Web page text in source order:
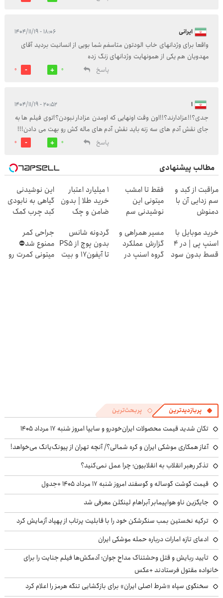
ایرانی ۱۸:۰۶ - ۱۴۰۴/۱۱/۱۹
واقعا برای وژدانهای خاب الودتون متاسفم شما بویی از انسانیت بردید آقای
مهدویان هم یکی از همونهایت وژدانهای زنگ زده
پاسخ
0
0
ا ۲۰:۵۲ - ۱۴۰۴/۱۱/۱۹
جدی؟!!عزادارند؟!!اون وقت اونهایی که اومدن عزادار نبودن؟!توی فیلم ها به
جای نقش آدم های سه زنه باید نقش آدم های ماله کش رو بهت می دادن!!!
پاسخ
0
0
مطالب پیشنهادی
مراقبت از کبد و
سم زدایی آن با
دمنوش
فقط تا امشب
میتونی این
نوشیدنی سم
55% تخفیف
بخری
۱ میلیارد اعتبار
خرید طلا | بدون
ضامن و چک
این نوشیدنی
گیاهی به نابودی
کبد چرب کمک
خرید موبایل با
اسنپ پی | در ۴
قسط بدون سود
مسیر همراهی و
گزارش عملکرد
گروه اسنپ در
گردونه شانس
بدون پوچ از PS5
تا آیفون17 و بیت
جراحی کمر
ممنوع شد⛔
میتونی کمرت رو
پربازدیدترین پربحث‌ترین
تکان شدید قیمت محصولات ایران‌خودرو و سایپا امروز شنبه ۱۷ مرداد ۱۴۰۵
آغاز همکاری موشکی ایران و کره شمالی؟/ آنچه تهران از پیونگ‌یانگ می‌خواهد!
تذکر رهبر انقلاب به انقلابیون؛ چرا عمل نمی‌کنید؟
قیمت گوشت گوساله و گوسفند امروز شنبه ۱۷ مرداد ۱۴۰۵ +جدول
جایگزین ناو هواپیمابر آبراهام لینکلن معرفی شد
ترکیه نخستین بمب سنگرشکن خود را با قابلیت پرتاب از پهپاد آزمایش کرد
ادعای تازه امارات درباره حمله موشکی ایران
تأیید ربایش و قتل وحشتناک مداح جوان؛ آدمکش‌ها فیلم جنایت را برای
خانواده مقتول فرستادند +عکس
سخنگوی سپاه «شرط اصلی ایران» برای بازگشایی تنگه هرمز را اعلام کرد